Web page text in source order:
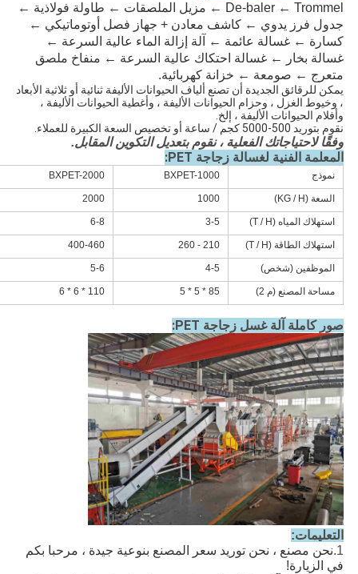
متعرج ← صومعة ← خزانة كهربائية.
يمكن للرقائق الجديدة أن تصنع ألياف الحيوانات الأليفة ثنائية أو ثلاثية الأبعاد
وأفلام الحيوانات الأليفة ، إلخ.
نقوم بتوريد 500-5000 كجم / ساعة أو تخصيص السعة الكبيرة للعملاء.
وفقًا لاحتياجاتك الفعلية ، نقوم بتعديل التكوين المقابل.
المعلمة الفنية لغسالة زجاجة PET:
نموذج BXPET-1000
BXPET-2000
السعة (KG / H) 1000
2000
استهلاك المياه (T / H) 3-5
6-8
استهلاك الطاقة (T / H) 210 - 260
400-460
الموظفين (شخص) 4-5
5-6
مساحة المصنع (م 2) 85 * 5 * 5
110 * 6 * 6
صور كاملة آلة غسل زجاجة PET:
التعليمات:
1.
في الزيارة!